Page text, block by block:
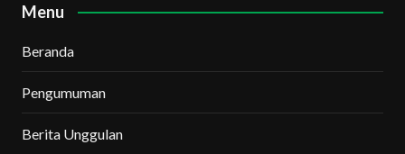
Menu
Beranda
Pengumuman
Berita Unggulan